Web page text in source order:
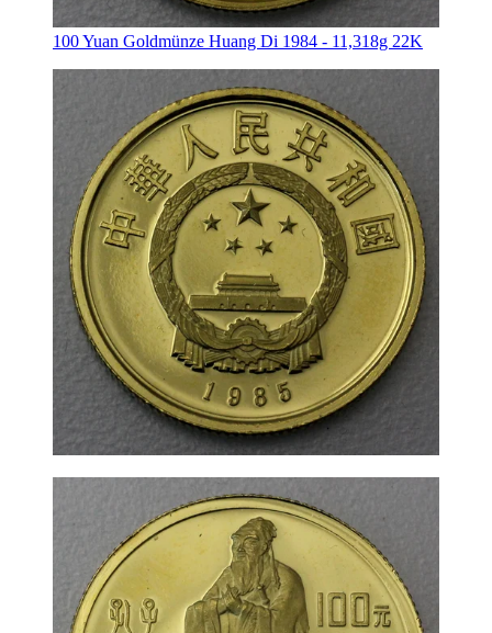
100 Yuan Goldmünze Huang Di 1984 - 11,318g 22K